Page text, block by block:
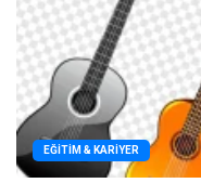
EĞITIM & KARIYER